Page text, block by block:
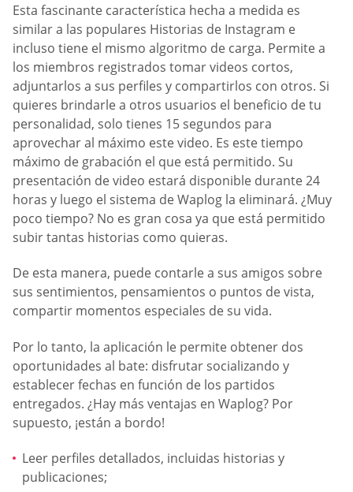
Esta fascinante característica hecha a medida es
similar a las populares Historias de Instagram e
incluso tiene el mismo algoritmo de carga. Permite a
los miembros registrados tomar videos cortos,
adjuntarlos a sus perfiles y compartirlos con otros. Si
quieres brindarle a otros usuarios el beneficio de tu
personalidad, solo tienes 15 segundos para
aprovechar al máximo este video. Es este tiempo
máximo de grabación el que está permitido. Su
presentación de video estará disponible durante 24
horas y luego el sistema de Waplog la eliminará. ¿Muy
poco tiempo? No es gran cosa ya que está permitido
subir tantas historias como quieras.
De esta manera, puede contarle a sus amigos sobre
sus sentimientos, pensamientos o puntos de vista,
compartir momentos especiales de su vida.
Por lo tanto, la aplicación le permite obtener dos
oportunidades al bate: disfrutar socializando y
establecer fechas en función de los partidos
entregados. ¿Hay más ventajas en Waplog? Por
supuesto, ¡están a bordo!
Leer perfiles detallados, incluidas historias y
publicaciones;